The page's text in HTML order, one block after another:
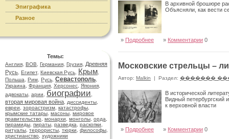
Эпиграфика
Разное
Темы:
Англия ВОВ Германия Грузия
Древняя
Русь Египет, Киевская Русь Крым
Польша
Рим Русь Севастополь
Украина
Франция Херсонес Япония
адвокаты арии биографии
вторая мировая война диссиденты
евреи
зороастризм катастрофы
крымские татары масоны мировое
правительство
монархи монголы орда
пирамиды пираты разведка раскопки
ритуалы террористы тюрки философы
христианство
художники
В архивной брошюре
Объясняли, как вести
» Подробнее » Комментарии 0
Московские стрельцы –
Автор: Malkin | Раздел: �������
В исторической
Видный петербургский
к верховной власти
» Подробнее » Комментарии 0